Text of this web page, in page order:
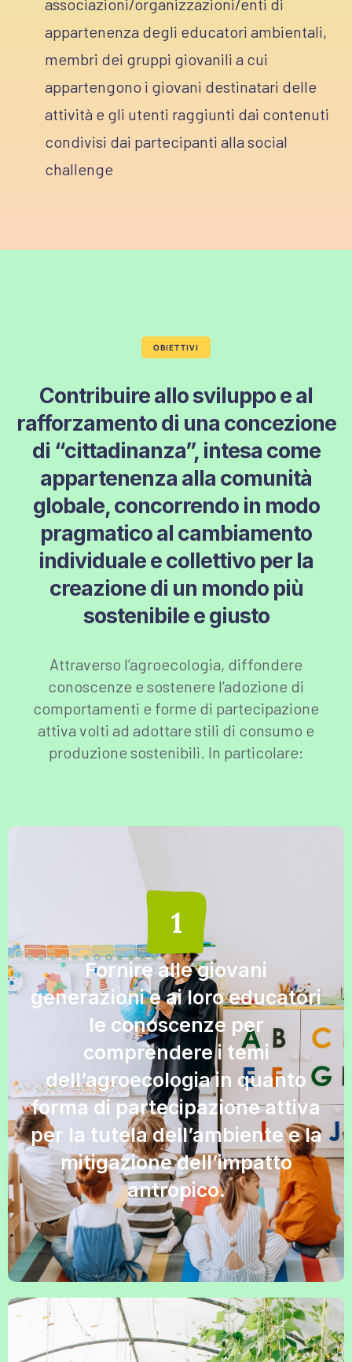
associazioni/organizzazioni/enti di
appartenenza degli educatori ambientali,
membri dei gruppi giovanili a cui
appartengono i giovani destinatari delle
attività e gli utenti raggiunti dai contenuti
condivisi dai partecipanti alla social
challenge
OBIETTIVI
Contribuire allo sviluppo e al
rafforzamento di una concezione
di “cittadinanza”, intesa come
appartenenza alla comunità
globale, concorrendo in modo
pragmatico al cambiamento
individuale e collettivo per la
creazione di un mondo più
sostenibile e giusto
Attraverso l’agroecologia, diffondere
conoscenze e sostenere l’adozione di
comportamenti e forme di partecipazione
attiva volti ad adottare stili di consumo e
produzione sostenibili. In particolare:
Fornire alle giovani
generazioni e ai loro educatori
le conoscenze per
comprendere i temi
dell’agroecologia in quanto
forma di partecipazione attiva
per la tutela dell’ambiente e la
mitigazione dell’impatto
antropico.